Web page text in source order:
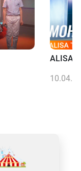
ALISA
10.04.26